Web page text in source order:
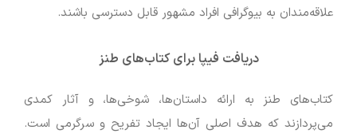
علاقه‌مندان به بیوگرافی افراد مشهور قابل دسترسی باشند.
دریافت فیپا برای کتاب‌های طنز
کتاب‌های طنز به ارائه داستان‌ها، شوخی‌ها، و آثار کمدی
می‌پردازند که هدف اصلی آن‌ها ایجاد تفریح و سرگرمی است.